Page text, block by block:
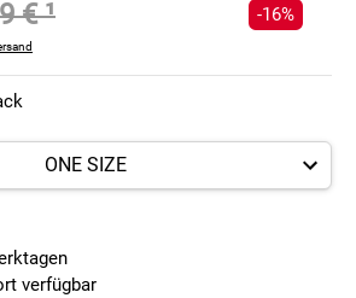
€¹ -16%
verfügbar